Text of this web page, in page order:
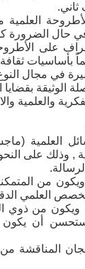
العلمية
في حال
على
ثقافة
في مجال
الوثيقة بقضايا
والعلمية
العلمية
, وذلك على
من
العلمي
, ويكون من ذوي
أن يكون من
المناقشة